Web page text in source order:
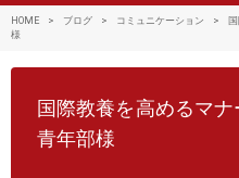
HOME > ブログ > コミュニケーション >
様
国際教養を高めるマ
青年部様